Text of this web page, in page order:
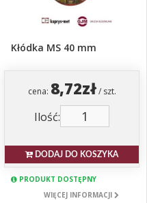
Kłódka MS 40 mm
cena: 8,72zł/ szt.
Ilość:
DODAJ DO KOSZYKA
PRODUKT DOSTĘPNY
WIĘCEJ INFORMACJI